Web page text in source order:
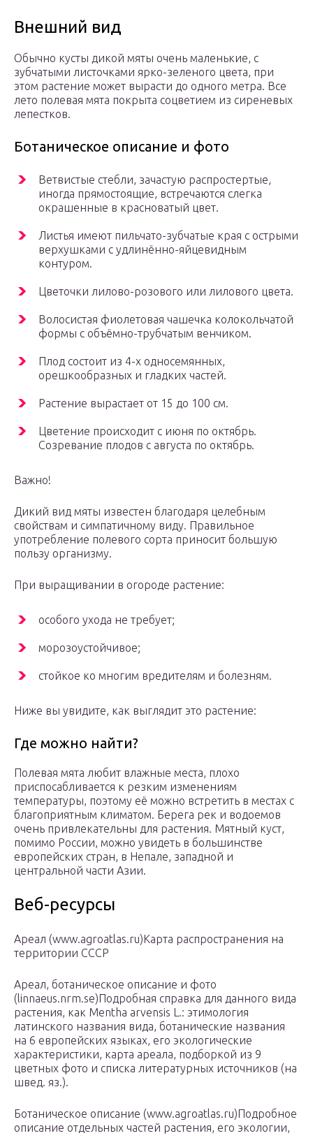
Внешний вид
Обычно кусты дикой мяты очень маленькие, с
зубчатыми листочками ярко-зеленого цвета, при
этом растение может вырасти до одного метра. Все
лето полевая мята покрыта соцветием из сиреневых
лепестков.
Ботаническое описание и фото
Ветвистые стебли, зачастую распростертые,
иногда прямостоящие, встречаются слегка
окрашенные в красноватый цвет.
Листья имеют пильчато-зубчатые края с острыми
верхушками с удлинённо-яйцевидным
контуром.
Цветочки лилово-розового или лилового цвета.
Волосистая фиолетовая чашечка колокольчатой
формы с объёмно-трубчатым венчиком.
Плод состоит из 4-х односемянных,
орешкообразных и гладких частей.
Растение вырастает от 15 до 100 см.
Цветение происходит с июня по октябрь.
Созревание плодов с августа по октябрь.
Важно!
Дикий вид мяты известен благодаря целебным
свойствам и симпатичному виду. Правильное
употребление полевого сорта приносит большую
пользу организму.
При выращивании в огороде растение:
особого ухода не требует;
морозоустойчивое;
стойкое ко многим вредителям и болезням.
Ниже вы увидите, как выглядит это растение:
Где можно найти?
Полевая мята любит влажные места, плохо
приспосабливается к резким изменениям
температуры, поэтому её можно встретить в местах с
благоприятным климатом. Берега рек и водоемов
очень привлекательны для растения. Мятный куст,
помимо России, можно увидеть в большинстве
европейских стран, в Непале, западной и
центральной части Азии.
Веб-ресурсы
Ареал (www.agroatlas.ru)Карта распространения на
территории СССР
Ареал, ботаническое описание и фото
(linnaeus.nrm.se)Подробная справка для данного вида
растения, как Mentha arvensis L.: этимология
латинского названия вида, ботанические названия
на 6 европейских языках, его экологические
характеристики, карта ареала, подборкой из 9
цветных фото и списка литературных источников (на
швед. яз.).
Ботаническое описание (www.agroatlas.ru)Подробное
описание отдельных частей растения, его экологии,